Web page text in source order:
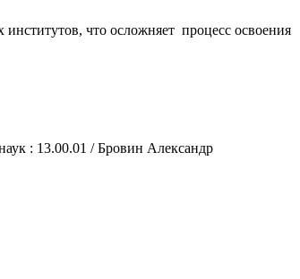
что осложняет процесс освоения
: 13.00.01 / Бровин Александр